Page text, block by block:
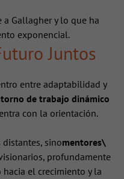
Gallagher y lo que ha
exponencial.
Juntos
entre adaptabilidad y
de trabajo dinámico
con la orientación.
sinomentores\
profundamente
el crecimiento y la